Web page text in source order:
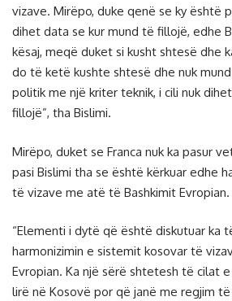
vizave. Mirëpo, duke qenë se ky është
dihet data se kur mund të fillojë, edhe
kësaj, meqë duket si kusht shtesë dhe
do të ketë kushte shtesë dhe nuk
politik me një kriter teknik, i cili nuk
fillojë”, tha Bislimi.
Mirëpo, duket se Franca nuk ka pasur
pasi Bislimi tha se është kërkuar edhe
të vizave me atë të Bashkimit Evropian.
“Elementi i dytë që është diskutuar ka
harmonizimin e sistemit kosovar të
Evropian. Ka një sërë shtetesh të cilat
lirë në Kosovë por që janë me regjim të